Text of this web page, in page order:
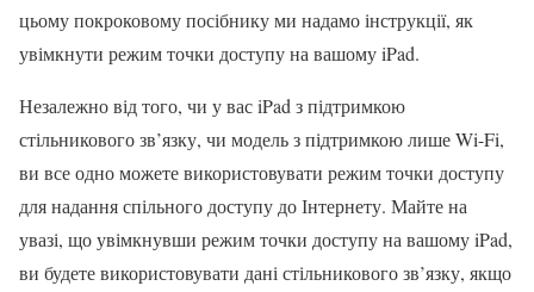
цьому покроковому посібнику ми надамо інструкції, як
увімкнути режим точки доступу на вашому iPad.
Незалежно від того, чи у вас iPad з підтримкою
стільникового зв’язку, чи модель з підтримкою лише Wi-Fi,
ви все одно можете використовувати режим точки доступу
для надання спільного доступу до Інтернету. Майте на
увазі, що увімкнувши режим точки доступу на вашому iPad,
ви будете використовувати дані стільникового зв’язку, якщо